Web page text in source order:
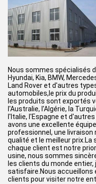
Nous sommes spécialisés
Hyundai, Kia, BMW,
Land Rover et d'autres
automobiles,le prix du
les produits sont exportés
l'Australie, l'Algérie, la
l'Italie, l'Espagne et
avons une excellente
professionnel, une livraison
qualité et le meilleur
chaque client est notre
usine, nous sommes
les clients du monde
satisfaire.Nous accueillons
clients pour visiter notre